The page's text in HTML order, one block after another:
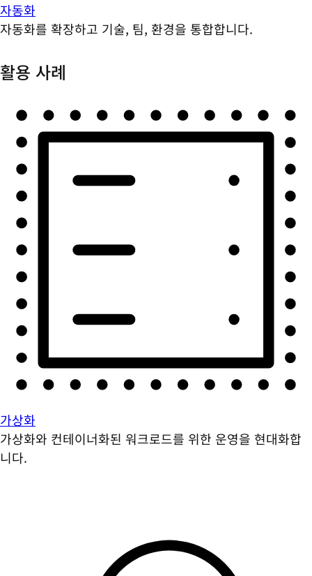
자동화
자동화를 확장하고 기술, 팀, 환경을 통합합니다.
활용 사례
가상화
가상화와 컨테이너화된 워크로드를 위한 운영을 현대화합
니다.